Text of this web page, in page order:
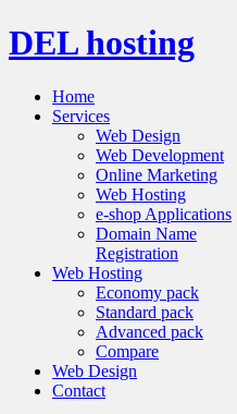
DEL hosting
Home
Services
Web Design
Web Development
Online Marketing
Web Hosting
e-shop Applications
Domain Name
Registration
Web Hosting
Economy pack
Standard pack
Advanced pack
Compare
Web Design
Contact